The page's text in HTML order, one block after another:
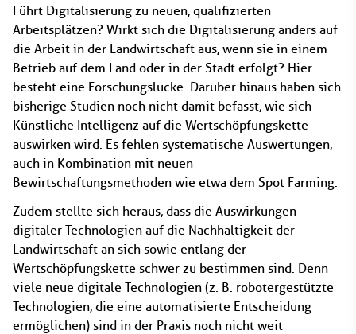
Führt Digitalisierung zu neuen, qualifizierten
Arbeitsplätzen? Wirkt sich die Digitalisierung anders auf
die Arbeit in der Landwirtschaft aus, wenn sie in einem
Betrieb auf dem Land oder in der Stadt erfolgt? Hier
besteht eine Forschungslücke. Darüber hinaus haben sich
bisherige Studien noch nicht damit befasst, wie sich
Künstliche Intelligenz auf die Wertschöpfungskette
auswirken wird. Es fehlen systematische Auswertungen,
auch in Kombination mit neuen
Bewirtschaftungsmethoden wie etwa dem Spot Farming.
Zudem stellte sich heraus, dass die Auswirkungen
digitaler Technologien auf die Nachhaltigkeit der
Landwirtschaft an sich sowie entlang der
Wertschöpfungskette schwer zu bestimmen sind. Denn
viele neue digitale Technologien (z. B. robotergestützte
Technologien, die eine automatisierte Entscheidung
ermöglichen) sind in der Praxis noch nicht weit